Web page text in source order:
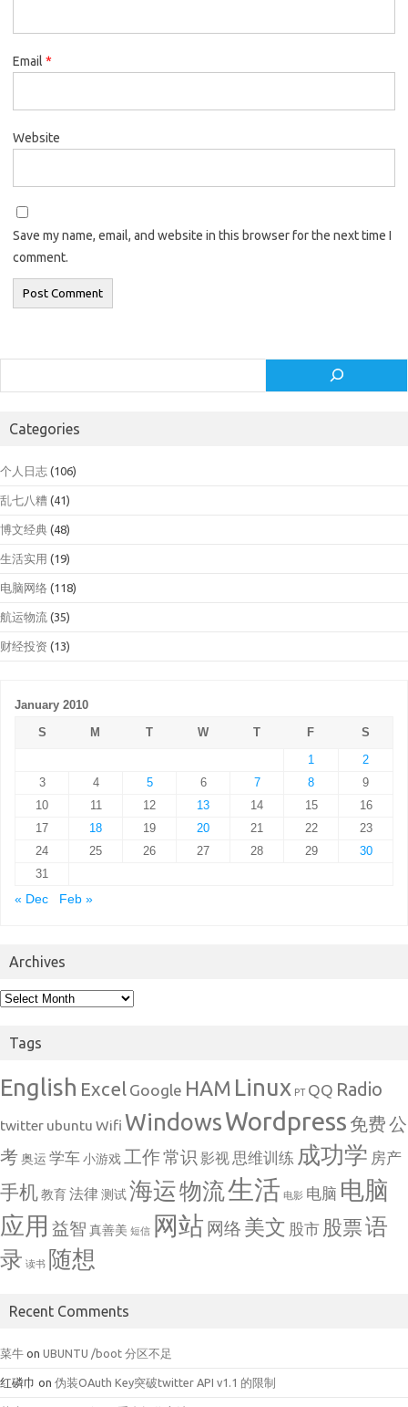
Email *
Website
Save my name, email, and website in this browser for the next time I
comment.
Categories
个人日志 (106)
乱七八糟 (41)
博文经典 (48)
生活实用 (19)
电脑网络 (118)
航运物流 (35)
财经投资 (13)
January 2010
S
M T W T F
S
1
2
3
4 5 6 7 8
9
10
11 12 13 14 15
16
17
18 19 20 21 22
23
24
25 26 27 28 29
30
31
« Dec
Feb »
Archives
Archives
Tags
English Excel Google HAM Linux PT QQ Radio
twitter ubuntu Wifi WindowsWordpress 免费公
考奥运 学车小游戏 工作常识 影视 思维训练 成功学 房产
手机 教育法律测试海运物流生活 电影 电脑 电脑
应用 益智 真善美 短信 网站 网络 美文 股市 股票语
录 读书 随想
Recent Comments
菜牛 on UBUNTU /boot 分区不足
红磷巾 on 伪装OAuth Key突破twitter API v1.1 的限制